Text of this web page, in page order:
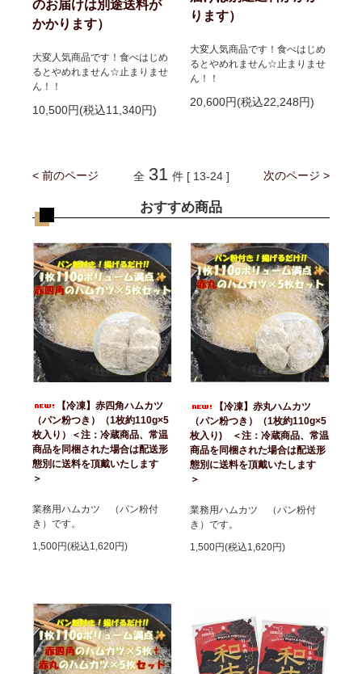
のお届けは別途送料が
かかります）
大変人気商品です！食べはじめ
るとやめれません☆止まりませ
ん！！
10,500円(税込11,340円)
ります）
大変人気商品です！食べはじめ
るとやめれません☆止まりませ
ん！！
20,600円(税込22,248円)
< 前のページ 次のページ >
全 31 件 [ 13-24 ]
おすすめ商品
【冷凍】赤四角ハムカツ
（パン粉つき）（1枚約110g×5
枚入り）＜注：冷蔵商品、常温
商品を同梱された場合は配送形
態別に送料を頂戴いたします
＞
業務用ハムカツ （パン粉付
き）です。
1,500円(税込1,620円)
【冷凍】赤丸ハムカツ
（パン粉つき）（1枚約110g×5
枚入り) ＜注：冷蔵商品、常温
商品を同梱された場合は配送形
態別に送料を頂戴いたします
＞
業務用ハムカツ （パン粉付
き）です。
1,500円(税込1,620円)